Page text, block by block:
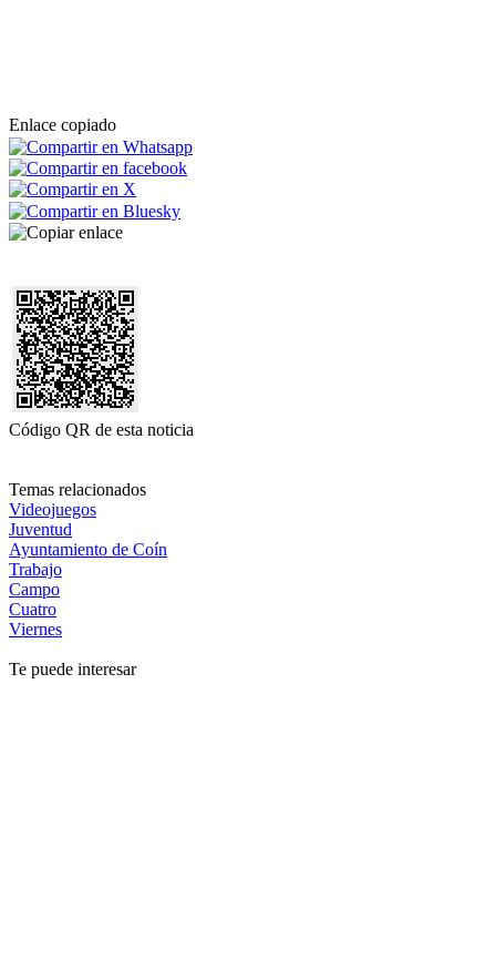
Enlace copiado
Código QR de esta noticia
Temas relacionados
Videojuegos
Juventud
Ayuntamiento de Coín
Trabajo
Campo
Cuatro
Viernes
Te puede interesar